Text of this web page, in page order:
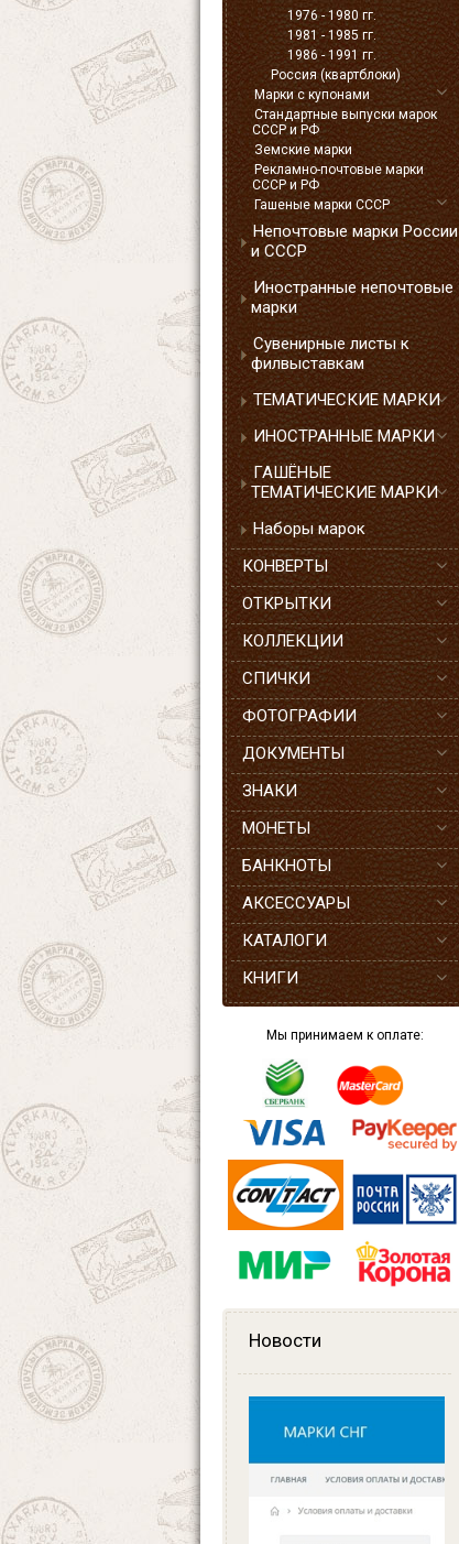
1976 - 1980 гг.
1981 - 1985 гг.
1986 - 1991 гг.
Россия (квартблоки)
Марки с купонами
Стандартные выпуски марок
СССР и РФ
Земские марки
Рекламно-почтовые марки
СССР и РФ
Гашеные марки СССР
Непочтовые марки России
и СССР
Иностранные непочтовые
марки
Сувенирные листы к
филвыставкам
ТЕМАТИЧЕСКИЕ МАРКИ
ИНОСТРАННЫЕ МАРКИ
ГАШЁНЫЕ
ТЕМАТИЧЕСКИЕ МАРКИ
Наборы марок
КОНВЕРТЫ
ОТКРЫТКИ
КОЛЛЕКЦИИ
СПИЧКИ
ФОТОГРАФИИ
ДОКУМЕНТЫ
ЗНАКИ
МОНЕТЫ
БАНКНОТЫ
АКСЕССУАРЫ
КАТАЛОГИ
КНИГИ
Мы принимаем к оплате:
Новости